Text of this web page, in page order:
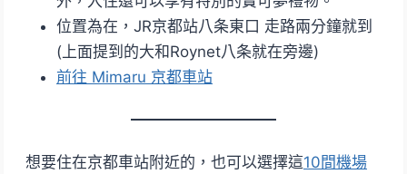
位置為在，JR京都站八条東口 走路兩分鐘就到
(上面提到的大和Roynet八条就在旁邊)
前往 Mimaru 京都車站
想要住在京都車站附近的，也可以選擇這10間機場